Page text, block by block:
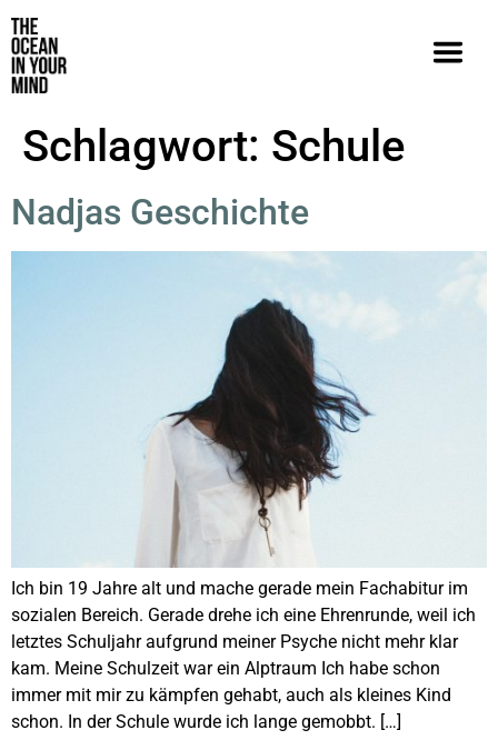
Schlagwort: Schule
Nadjas Geschichte
Ich bin 19 Jahre alt und mache gerade mein Fachabitur im
sozialen Bereich. Gerade drehe ich eine Ehrenrunde, weil ich
letztes Schuljahr aufgrund meiner Psyche nicht mehr klar
kam. Meine Schulzeit war ein Alptraum Ich habe schon
immer mit mir zu kämpfen gehabt, auch als kleines Kind
schon. In der Schule wurde ich lange gemobbt. […]